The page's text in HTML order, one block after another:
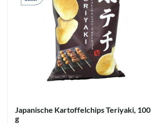
Japanische Kartoffelchips Teriyaki, 100
g